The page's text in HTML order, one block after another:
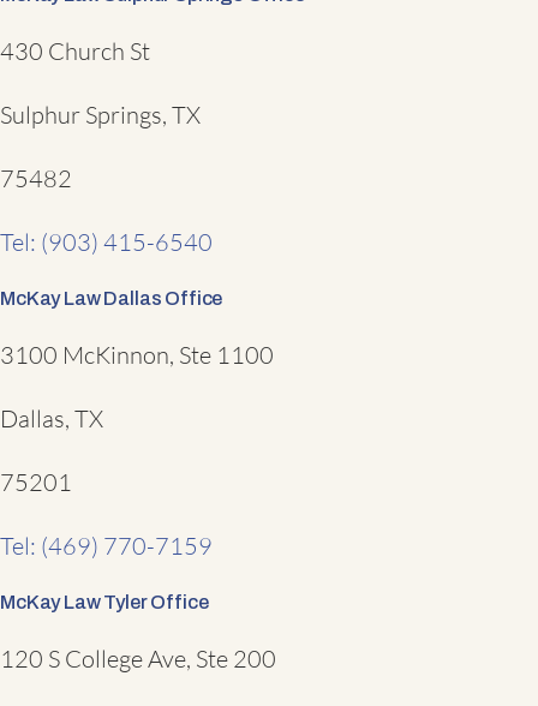
430 Church St
Sulphur Springs, TX
75482
Tel: (903) 415-6540
McKay Law Dallas Office
3100 McKinnon, Ste 1100
Dallas, TX
75201
Tel: (469) 770-7159
McKay Law Tyler Office
120 S College Ave, Ste 200